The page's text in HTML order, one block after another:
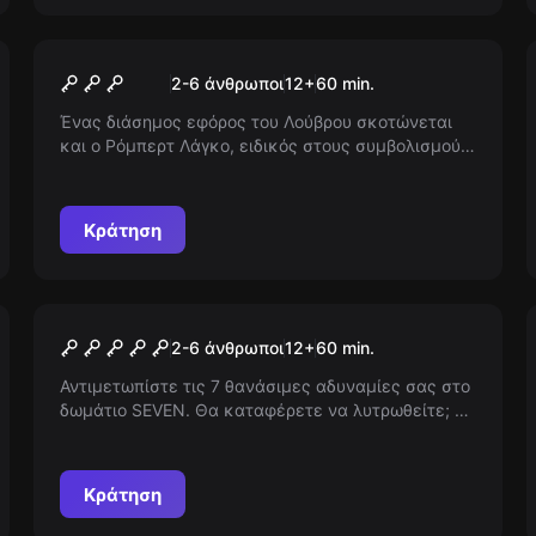
Da Vinci Code
2-6 άνθρωποι12+60 min.
Ένας διάσημος εφόρος του Λούβρου σκοτώνεται
και ο Ρόμπερτ Λάγκο, ειδικός στους συμβολισμούς,
χρόνος τρέχει...
Κράτηση
Seven 2-6 άνθρωποι12+60 min.
Αντιμετωπίστε τις 7 θανάσιμες αδυναμίες σας στο
δωμάτιο SEVEN. Θα καταφέρετε να λυτρωθείτε; H
Κράτηση